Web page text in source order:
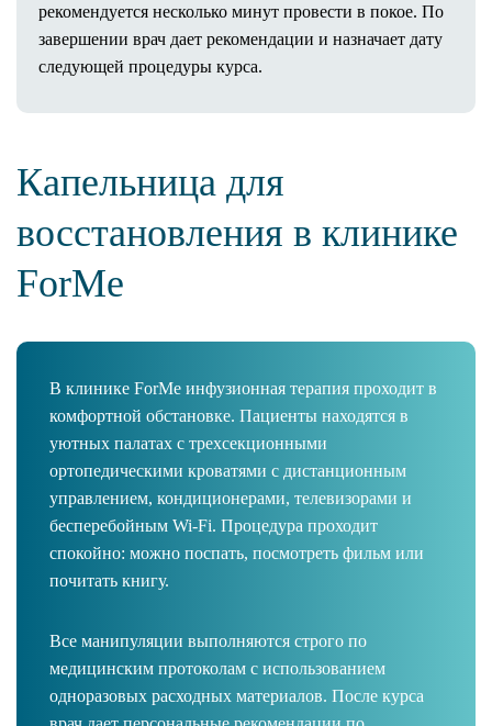
рекомендуется несколько минут провести в покое. По
завершении врач дает рекомендации и назначает дату
следующей процедуры курса.
Капельница для
восстановления в клинике
ForMe
В клинике ForMe инфузионная терапия проходит в
комфортной обстановке. Пациенты находятся в
уютных палатах с трехсекционными
ортопедическими кроватями с дистанционным
управлением, кондиционерами, телевизорами и
бесперебойным Wi-Fi. Процедура проходит
спокойно: можно поспать, посмотреть фильм или
почитать книгу.
Все манипуляции выполняются строго по
медицинским протоколам с использованием
одноразовых расходных материалов. После курса